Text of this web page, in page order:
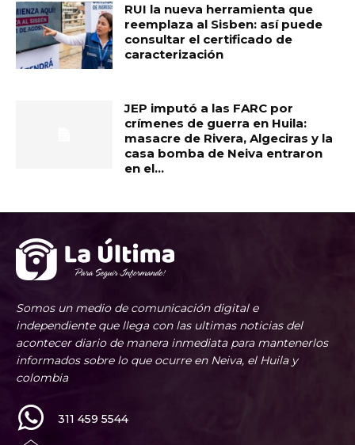
RUI la nueva herramienta que
reemplaza al Sisben: así puede
consultar el certificado de
caracterización
JEP imputó a las FARC por
crímenes de guerra en Huila:
masacre de Rivera, Algeciras y la
casa bomba de Neiva entraron
en el...
Somos un medio de comunicación digital e
independiente que llega con las ultimas noticias del
acontecer diario de manera inmediata para mantenerlos
informados sobre lo que ocurre en Neiva, el Huila y
colombia
311 459 5544